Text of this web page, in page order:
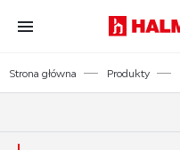
Przejdź do treści.
Przejdź do menu.
Przejdź do wyszukiwarki.
Strona główna Produkty